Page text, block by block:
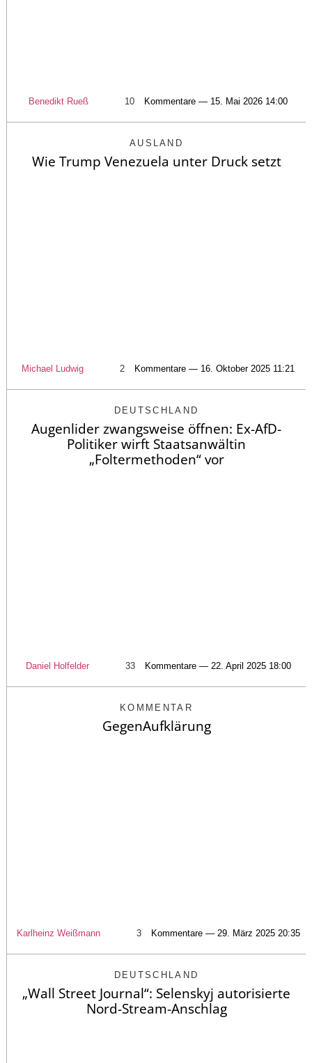
Benedikt Rueß 10 Kommentare — 15. Mai 2026 14:00
AUSLAND
Wie Trump Venezuela unter Druck setzt
Michael Ludwig 2 Kommentare — 16. Oktober 2025 11:21
DEUTSCHLAND
Augenlider zwangsweise öffnen: Ex-AfD-
Politiker wirft Staatsanwältin
„Foltermethoden“ vor
Daniel Holfelder 33 Kommentare — 22. April 2025 18:00
KOMMENTAR
GegenAufklärung
Karlheinz Weißmann 3 Kommentare — 29. März 2025 20:35
DEUTSCHLAND
„Wall Street Journal“: Selenskyj autorisierte
Nord-Stream-Anschlag